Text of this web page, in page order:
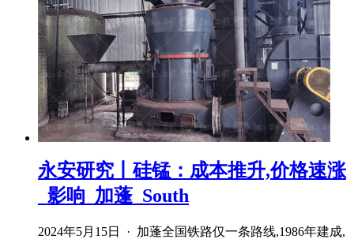
永安研究丨硅锰：成本推升,价格速涨
_影响_加蓬_South
2024年5月15日 · 加蓬全国铁路仅一条路线,1986年建成,